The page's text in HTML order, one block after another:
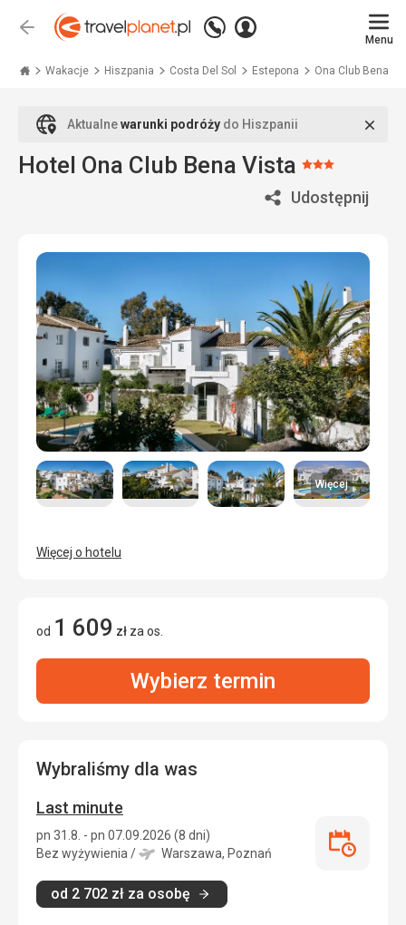
Wstecz
Zadzwoń
+48
771
Zaloguj
Menu
Wakacje Hiszpania Costa Del Sol Estepona Ona Club Bena
Aktualnewarunki podróży do Hiszpanii
Hotel Ona Club Bena Vista Ocena:
3/5
Udostępnij
Więcej
Więcej o hotelu
od 1 609 zł za os.
Wybierz termin
Wybraliśmy dla was
Last minute
pn 31.8. - pn 07.09.2026 (8 dni)
Bez wyżywienia / Warszawa, Poznań
od 2 702 zł za osobę
Last